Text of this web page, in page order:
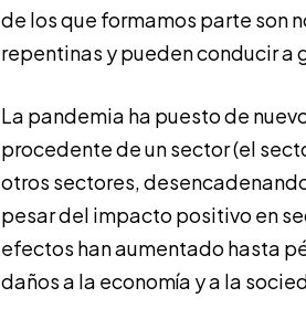
de los que formamos parte son
repentinas y pueden conducir
La pandemia ha puesto de
procedente de un sector (el
otros sectores,
pesar del impacto positivo en
efectos han aumentado hasta
daños a la economía y a la